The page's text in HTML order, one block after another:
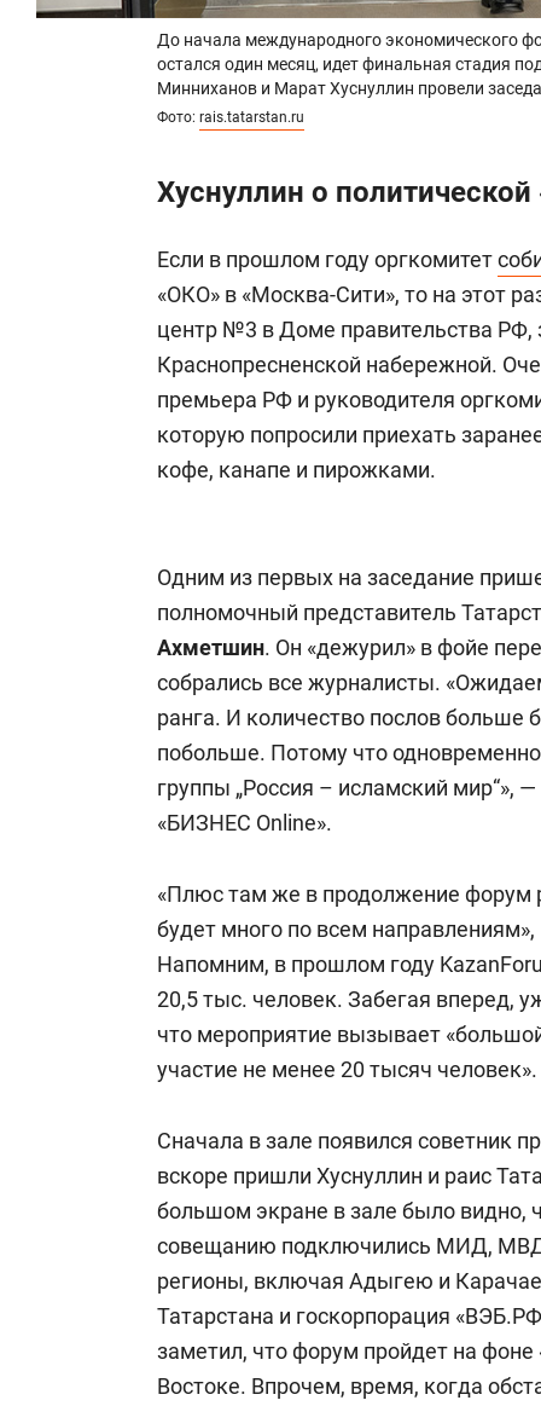
До начала международного экономического
остался один месяц, идет финальная стадия
Минниханов и Марат Хуснуллин провели
Фото: rais.tatarstan.ru
Хуснуллин о
Если в прошлом году оргкомитет
«ОКО» в «Москва-Сити», то на этот
центр №3 в Доме правительства РФ,
Краснопресненской набережной.
премьера РФ и руководителя
которую попросили приехать
кофе, канапе и пирожками.
Одним из первых на заседание
полномочный представитель
Ахметшин. Он «дежурил» в фойе
собрались все журналисты.
ранга. И количество послов больше
побольше. Потому что
группы „Россия – исламский
«БИЗНЕС Online».
«Плюс там же в продолжение форум
будет много по всем
Напомним, в прошлом году
20,5 тыс. человек. Забегая вперед,
что мероприятие вызывает
участие не менее 20 тысяч человек».
Сначала в зале появился советник
вскоре пришли Хуснуллин и раис
большом экране в зале было видно,
совещанию подключились МИД,
регионы, включая Адыгею и
Татарстана и госкорпорация
заметил, что форум пройдет на
Востоке. Впрочем, время, когда